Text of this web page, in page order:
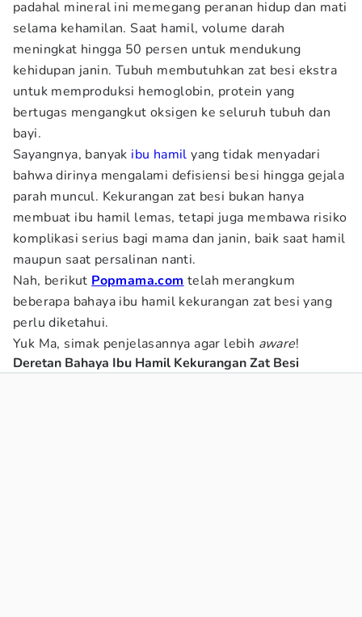
padahal mineral ini memegang peranan hidup dan mati
selama kehamilan. Saat hamil, volume darah
meningkat hingga 50 persen untuk mendukung
kehidupan janin. Tubuh membutuhkan zat besi ekstra
untuk memproduksi hemoglobin, protein yang
bertugas mengangkut oksigen ke seluruh tubuh dan
bayi.
Sayangnya, banyak ibu hamil yang tidak menyadari
bahwa dirinya mengalami defisiensi besi hingga gejala
parah muncul. Kekurangan zat besi bukan hanya
membuat ibu hamil lemas, tetapi juga membawa risiko
komplikasi serius bagi mama dan janin, baik saat hamil
maupun saat persalinan nanti.
Nah, berikut Popmama.com telah merangkum
beberapa bahaya ibu hamil kekurangan zat besi yang
perlu diketahui.
Yuk Ma, simak penjelasannya agar lebih aware!
Deretan Bahaya Ibu Hamil Kekurangan Zat Besi